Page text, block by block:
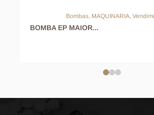
Bombas, MAQUINARIA,
BOMBA EP MAIOR...